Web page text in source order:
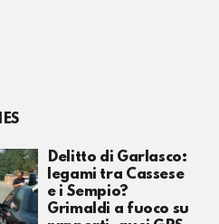
Delitto di Garlasco:
legami tra Cassese
e i Sempio?
Grimaldi a fuoco su